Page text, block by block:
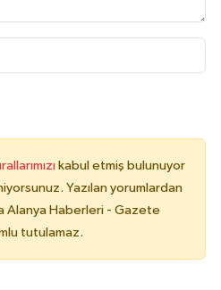
kabul etmiş bulunuyor
Yazılan yorumlardan
Alanya Haberleri - Gazete
tutulamaz.